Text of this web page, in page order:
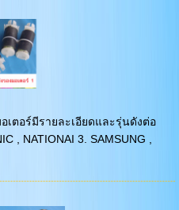
เตอร์มีรายละเอียดและรุ่นดังต่อ
, NATIONAI 3. SAMSUNG ,